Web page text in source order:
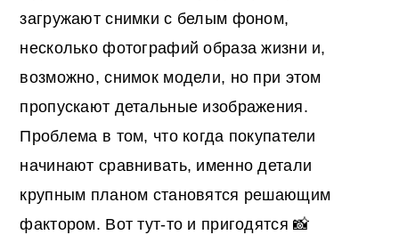
загружают снимки с белым фоном,
несколько фотографий образа жизни и,
возможно, снимок модели, но при этом
пропускают детальные изображения.
Проблема в том, что когда покупатели
начинают сравнивать, именно детали
крупным планом становятся решающим
фактором. Вот тут-то и пригодятся 📸